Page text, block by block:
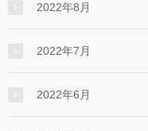
2022年8月
2022年7月
2022年6月